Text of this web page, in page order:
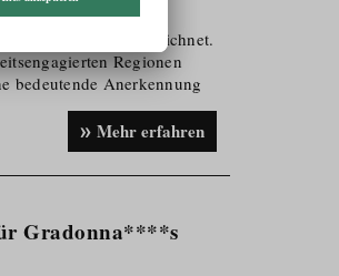
Österreichischen
ausgezeichnet.
Regionen
bedeutende Anerkennung
in den Bereichen
und nachhaltigeMehr erfahren
Gradonna****s